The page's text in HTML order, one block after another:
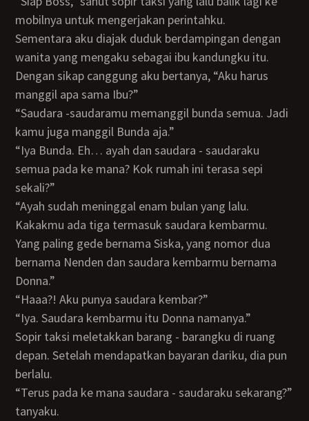
mobilnya untuk mengerjakan perintahku.
Sementara aku diajak duduk berdampingan dengan
wanita yang mengaku sebagai ibu kandungku itu.
Dengan sikap canggung aku bertanya, “Aku harus
manggil apa sama Ibu?”
“Saudara -saudaramu memanggil bunda semua. Jadi
kamu juga manggil Bunda aja.”
“Iya Bunda. Eh… ayah dan saudara - saudaraku
semua pada ke mana? Kok rumah ini terasa sepi
sekali?”
“Ayah sudah meninggal enam bulan yang lalu.
Kakakmu ada tiga termasuk saudara kembarmu.
Yang paling gede bernama Siska, yang nomor dua
bernama Nenden dan saudara kembarmu bernama
Donna.”
“Haaa?! Aku punya saudara kembar?”
“Iya. Saudara kembarmu itu Donna namanya.”
Sopir taksi meletakkan barang - barangku di ruang
depan. Setelah mendapatkan bayaran dariku, dia pun
berlalu.
“Terus pada ke mana saudara - saudaraku sekarang?”
tanyaku.